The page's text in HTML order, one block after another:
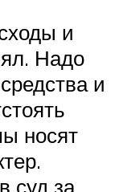
и
Надо
и
носят
суд за